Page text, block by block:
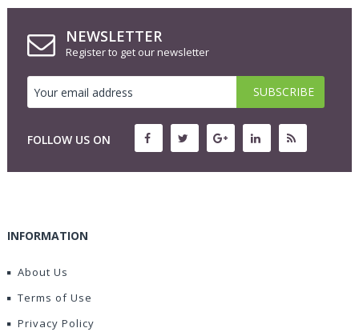
NEWSLETTER
Register to get our newsletter
FOLLOW US ON
INFORMATION
About Us
Terms of Use
Privacy Policy